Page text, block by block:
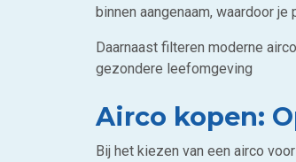
binnen aangenaam, waardoor
Daarnaast filteren moderne
gezondere leefomgeving
Airco kopen:
Bij het kiezen van een airco